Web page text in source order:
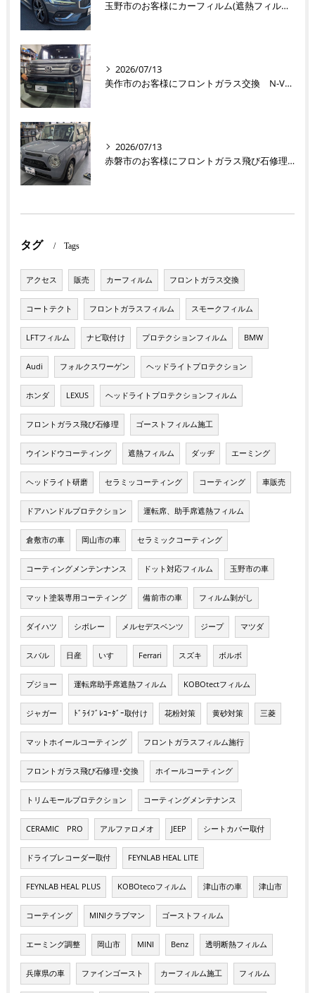
玉野市のお客様にカーフィルム(遮熱フィルム) V60【nexus株式会社】
2026/07/13
美作市のお客様にフロントガラス交換 N-VAN【nexus株式会社】
2026/07/13
赤磐市のお客様にフロントガラス飛び石修理 ラパン【nexus株式会社】
タグ Tags
アクセス 販売 カーフィルム フロントガラス交換
コートテクト フロントガラスフィルム スモークフィルム
LFTフィルム ナビ取付け プロテクションフィルム BMW
Audi フォルクスワーゲン ヘッドライトプロテクション
ホンダ LEXUS ヘッドライトプロテクションフィルム
フロントガラス飛び石修理 ゴーストフィルム施工
ウインドウコーティング 遮熱フィルム ダッヂ エーミング
ヘッドライト研磨 セラミッコーティング コーティング 車販売
ドアハンドルプロテクション 運転席、助手席遮熱フィルム
倉敷市の車 岡山市の車 セラミックコーティング
コーティングメンテンナンス ドット対応フィルム 玉野市の車
マット塗装専用コーティング 備前市の車 フィルム剝がし
ダイハツ シボレー メルセデスベンツ ジープ マツダ
スバル 日産 いすゞ Ferrari スズキ ボルボ
プジョー 運転席助手席遮熱フィルム KOBOtectフィルム
ジャガー ﾄﾞﾗｲﾌﾞﾚｺｰﾀﾞｰ取付け 花粉対策 黄砂対策 三菱
マットホイールコーティング フロントガラスフィルム施行
フロントガラス飛び石修理･交換 ホイールコーティング
トリムモールプロテクション コーティングメンテナンス
CERAMIC PRO アルファロメオ JEEP シートカバー取付
ドライブレコーダー取付 FEYNLAB HEAL LITE
FEYNLAB HEAL PLUS KOBOtecoフィルム 津山市の車 津山市
コーテイング MINIクラブマン ゴーストフィルム
エーミング調整 岡山市 MINI Benz 透明断熱フィルム
兵庫県の車 ファインゴースト カーフィルム施工 フィルム